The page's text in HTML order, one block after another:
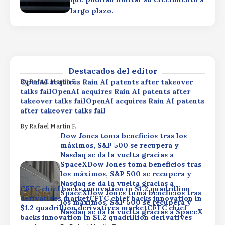
largo plazo.
Destacados del editor
SpaceXDow Jones toma beneficios tras
los máximos, S&P 500 se recupera y
Rafael Martín F.
ByRafael Martín F.
OpenAI acquires Rain AI patents after takeover
talks failOpenAI acquires Rain AI patents after
takeover talks failOpenAI acquires Rain AI patents
after takeover talks fail
By Rafael Martín F.
Dow Jones toma beneficios tras los
máximos, S&P 500 se recupera y
Nasdaq se da la vuelta gracias a
SpaceXDow Jones toma beneficios tras
los máximos, S&P 500 se recupera y
Nasdaq se da la vuelta gracias a
SpaceXDow Jones toma beneficios tras
los máximos, S&P 500 se recupera y
Nasdaq se da la vuelta gracias a SpaceX
CFTC chief backs innovation in $1.2 quadrillion
derivatives marketCFTC chief backs innovation in
$1.2 quadrillion derivatives marketCFTC chief
backs innovation in $1.2 quadrillion derivatives